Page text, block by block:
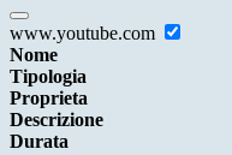
www.youtube.com
Nome
Tipologia
Proprieta
Descrizione
Durata